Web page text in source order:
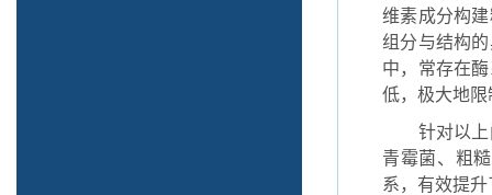
维素成分构
组分与结构
中，常存在
低，极大地
针对以
青霉菌、 粗
系，有效提